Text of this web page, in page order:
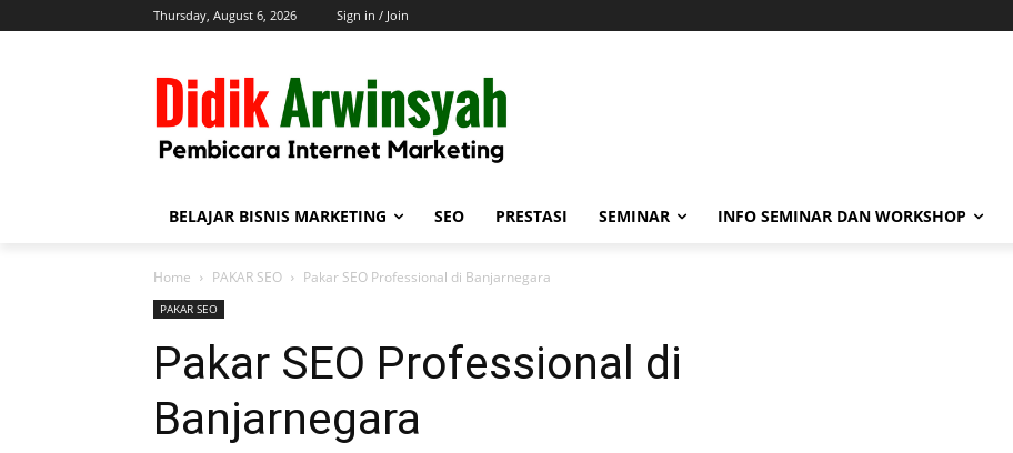
Thursday, August 6, 2026 Sign in / Join
BELAJAR BISNIS MARKETING SEO PRESTASI SEMINAR INFO SEMINAR DAN WORKSHOP
Home PAKAR SEO Pakar SEO Professional di Banjarnegara
PAKAR SEO
Pakar SEO Professional di
Banjarnegara